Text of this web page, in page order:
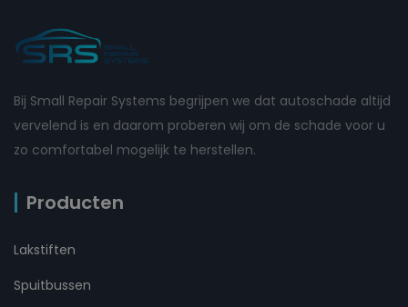
Bij Small Repair Systems begrijpen we dat autoschade altijd
vervelend is en daarom proberen wij om de schade voor u
zo comfortabel mogelijk te herstellen.
Producten
Lakstiften
Spuitbussen